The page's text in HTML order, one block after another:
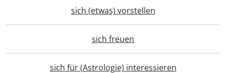
sich (etwas) vorstellen
sich freuen
sich für (Astrologie) interessieren